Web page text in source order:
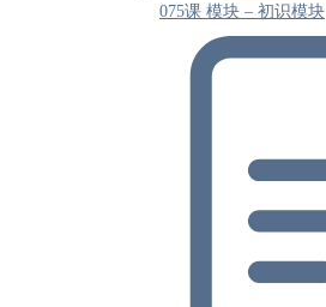
075课 模块 – 初识模块